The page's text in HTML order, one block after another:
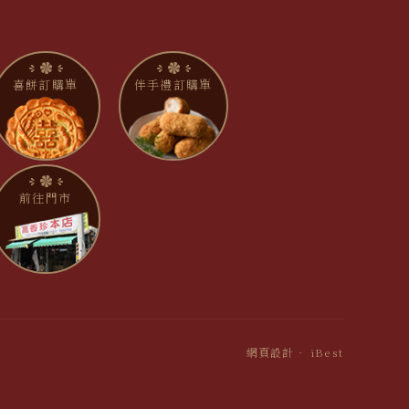
喜餅訂購單 伴手禮訂購單
前往門市
網頁設計 ‧ iBest